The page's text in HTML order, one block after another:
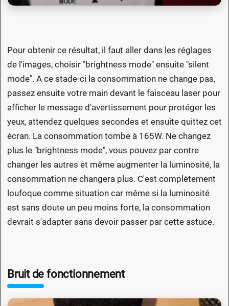
Pour obtenir ce résultat, il faut aller dans les réglages
de l'images, choisir "brightness mode" ensuite "silent
mode". A ce stade-ci la consommation ne change pas,
passez ensuite votre main devant le faisceau laser pour
afficher le message d'avertissement pour protéger les
yeux, attendez quelques secondes et ensuite quittez cet
écran. La consommation tombe à 165W. Ne changez
plus le "brightness mode", vous pouvez par contre
changer les autres et même augmenter la luminosité, la
consommation ne changera plus. C'est complètement
loufoque comme situation car même si la luminosité
est sans doute un peu moins forte, la consommation
devrait s'adapter sans devoir passer par cette astuce.
Bruit de fonctionnement